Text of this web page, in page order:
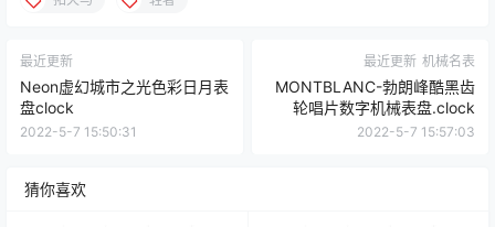
最近更新
Neon虚幻城市之光色彩日月表
盘clock
2022-5-7 15:50:31
最近更新 机械名表
MONTBLANC-勃朗峰酷黑齿
轮唱片数字机械表盘.clock
2022-5-7 15:57:03
猜你喜欢